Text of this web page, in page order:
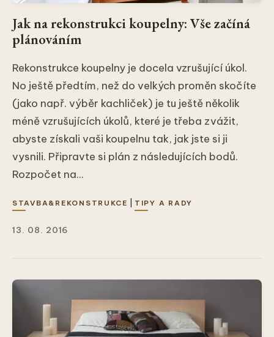
Jak na rekonstrukci koupelny: Vše začíná
plánováním
Rekonstrukce koupelny je docela vzrušující úkol.
No ještě předtím, než do velkých proměn skočíte
(jako např. výběr kachliček) je tu ještě několik
méně vzrušujících úkolů, které je třeba zvážit,
abyste získali vaši koupelnu tak, jak jste si ji
vysnili. Připravte si plán z následujících bodů.
Rozpočet na...
STAVBA&REKONSTRUKCE TIPY A RADY
13. 08. 2016